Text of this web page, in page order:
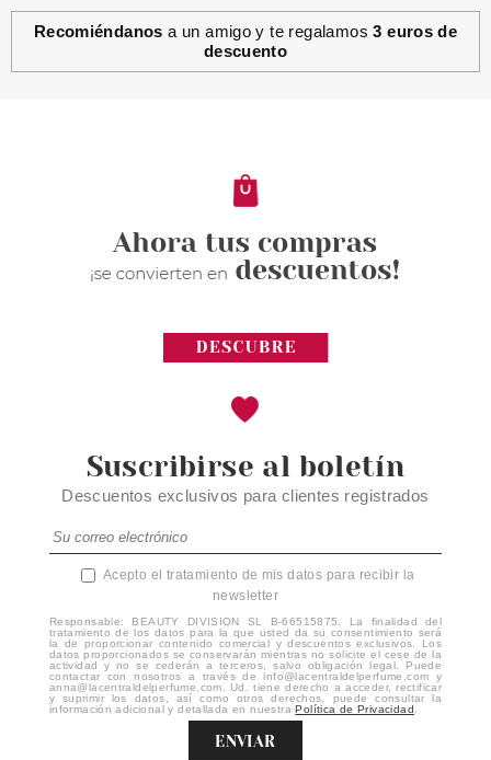
Recomiéndanos a un amigo y te regalamos3 euros de
descuento
Suscribirse al boletín
Descuentos exclusivos para clientes registrados
Acepto el tratamiento de mis datos para recibir la
newsletter
Responsable: BEAUTY DIVISION SL B-66515875. La finalidad del
tratamiento de los datos para la que usted da su consentimiento será
la de proporcionar contenido comercial y descuentos exclusivos. Los
datos proporcionados se conservarán mientras no solicite el cese de la
actividad y no se cederán a terceros, salvo obligación legal. Puede
contactar con nosotros a través de info@lacentraldelperfume.com y
anna@lacentraldelperfume.com. Ud. tiene derecho a acceder, rectificar
y suprimir los datos, así como otros derechos, puede consultar la
información adicional y detallada en nuestraPolítica de Privacidad
ENVIAR